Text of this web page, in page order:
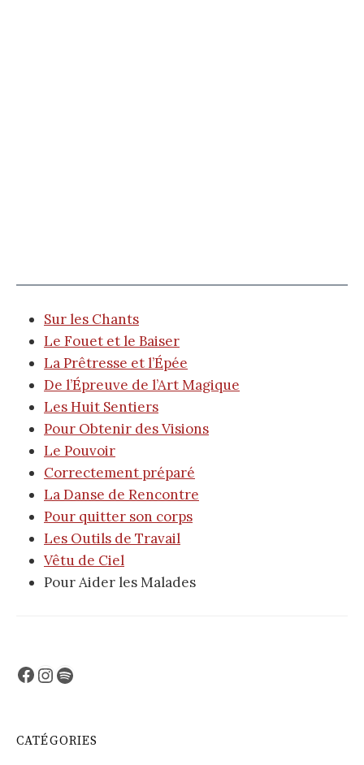
Sur les Chants
Le Fouet et le Baiser
La Prêtresse et l’Épée
De l’Épreuve de l’Art Magique
Les Huit Sentiers
Pour Obtenir des Visions
Le Pouvoir
Correctement préparé
La Danse de Rencontre
Pour quitter son corps
Les Outils de Travail
Vêtu de Ciel
Pour Aider les Malades
Facebook
Instagram
Spotify
CATÉGORIES